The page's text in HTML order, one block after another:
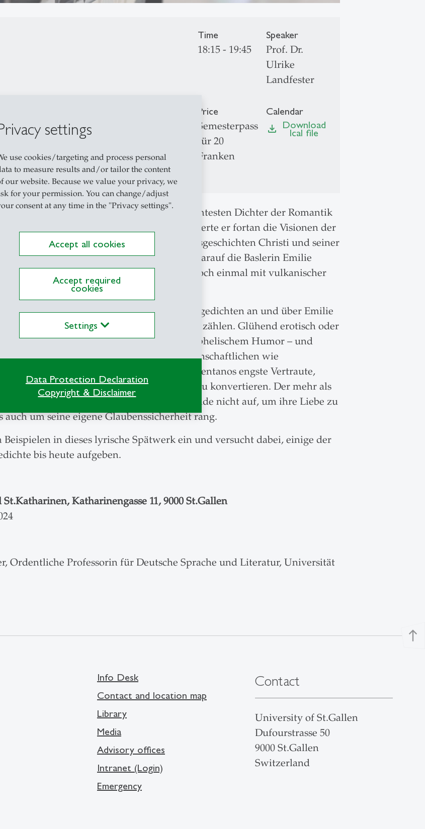
settings
use cookies/targeting and process personal
to measure results and/or tailor the content
our website. Because we value your privacy, we
for your permission. You can change/adjust
consent at any time in the "Privacy settings".
Accept all cookies
Accept required
cookies
Settings
Data Protection Declaration
Copyright & Disclaimer
Time
18:15 - 19:45
Speaker
Prof. Dr.
Ulrike
Landfester
Price
Semesterpass
für 20
Franken
Calendar
file_download Download
Ical file
Brentano, der heute als einer der berühmtesten Dichter der Romantik
Jugendpoesie ab; stattdessen protokollierte er fortan die Visionen der
Emmerick, aus denen er später die Lebensgeschichten Christi und seiner
nach München übersiedelte und kurz darauf die Baslerin Emilie
brach sich sein lyrisches Genie noch einmal mit vulkanischer
seinem Tod 1842 sind hunderte von Liebesgedichten an und über Emilie
den vielleicht schönsten der Weltliteratur zählen. Glühend erotisch oder
resigniert oder von geradezu mephistophelischem Humor – und
sie die Geschichte einer ebenso leidenschaftlichen wie
und blieb die vermögende Protestantin Brentanos engste Vertraute,
wie zu seinem katholischen Glauben zu konvertieren. Der mehr als
hörte gleichwohl bis an sein Lebensende nicht auf, um ihre Liebe zu
um seine eigene Glaubenssicherheit rang.
in dieses lyrische Spätwerk ein und versucht dabei, einige der
bis heute aufgeben.
St.Katharinen, Katharinengasse 11, 9000 St.Gallen
Ordentliche Professorin für Deutsche Sprache und Literatur, Universität
north
Info Desk
Contact and location map
Library
Media
Advisory offices
Intranet (Login)
Emergency
Contact
University of St.Gallen
Dufourstrasse 50
9000 St.Gallen
Switzerland